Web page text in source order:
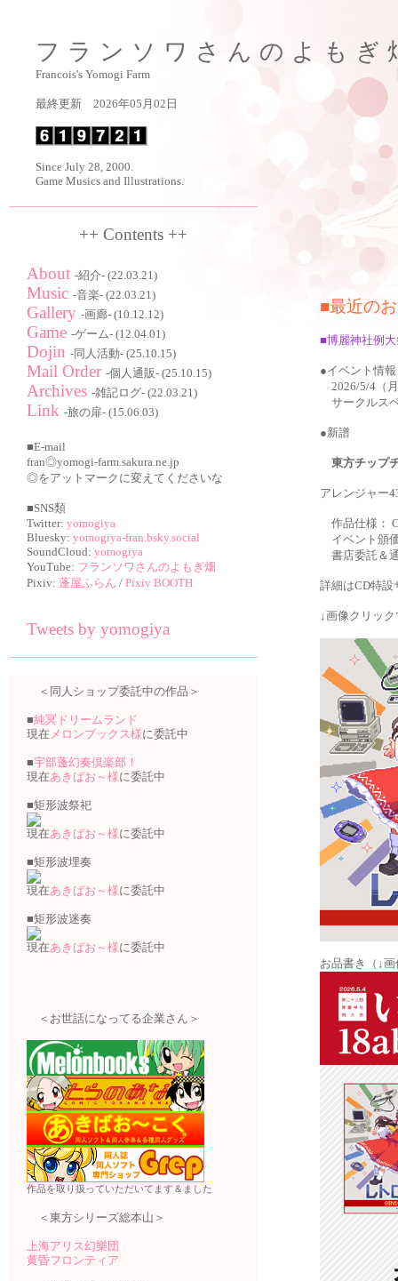
フランソワさんのよもぎ
Francois's Yomogi Farm
最終更新 2026年05月02日
Since July 28, 2000.
Game Musics and Illustrations.
■最近の
■博麗神社例
●イベント情報
2026/5/4（
サークルス
●新譜
東方チップ
アレンジャー
作品仕様：
イベント頒
書店委託＆
詳細はCD特設
↓画像クリッ
お品書き（↓
++ Contents ++
About -紹介- (22.03.21)
Music -音楽- (22.03.21)
Gallery -画廊- (10.12.12)
Game -ゲーム- (12.04.01)
Dojin -同人活動- (25.10.15)
Mail Order -個人通販- (25.10.15)
Archives -雑記ログ- (22.03.21)
Link -旅の扉- (15.06.03)
■E-mail
fran◎yomogi-farm.sakura.ne.jp
◎をアットマークに変えてくださいな
■SNS類
Twitter: yomogiya
Bluesky: yomogiya-fran.bsky.social
SoundCloud: yomogiya
YouTube: フランソワさんのよもぎ畑
Pixiv: 蓬屋ふらん / Pixiv BOOTH
Tweets by yomogiya
＜同人ショップ委託中の作品＞
■純冥ドリームランド
現在 メロンブックス様に委託中
■宇部蓬幻奏倶楽部！
現在あきばお～様に委託中
■矩形波祭祀
現在あきばお～様に委託中
■矩形波埋奏
現在あきばお～様に委託中
■矩形波迷奏
現在あきばお～様に委託中
＜お世話になってる企業さん＞
作品を取り扱っていただいてます＆ました
＜東方シリーズ総本山＞
上海アリス幻樂団
黄昏フロンティア